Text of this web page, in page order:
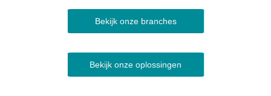
Bekijk onze branches
Bekijk onze oplossingen